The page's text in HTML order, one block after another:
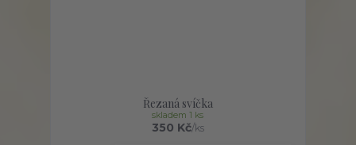
Řezaná svíčka
350 Kč/ks
skladem 1 ks